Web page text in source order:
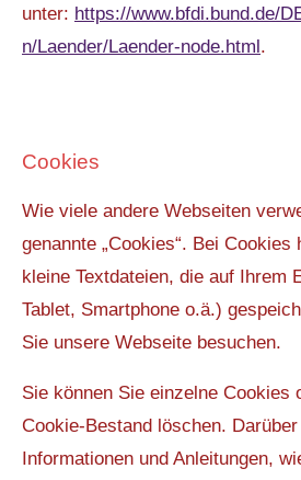
unter: https://www.bfdi.bund.de/
n/Laender/Laender-node.html.
Cookies
Wie viele andere Webseiten
genannte „Cookies“. Bei
kleine Textdateien, die auf Ihrem
Tablet, Smartphone o.ä.)
Sie unsere Webseite besuchen.
Sie können Sie einzelne Cookies
Cookie-Bestand löschen.
Informationen und Anleitungen,